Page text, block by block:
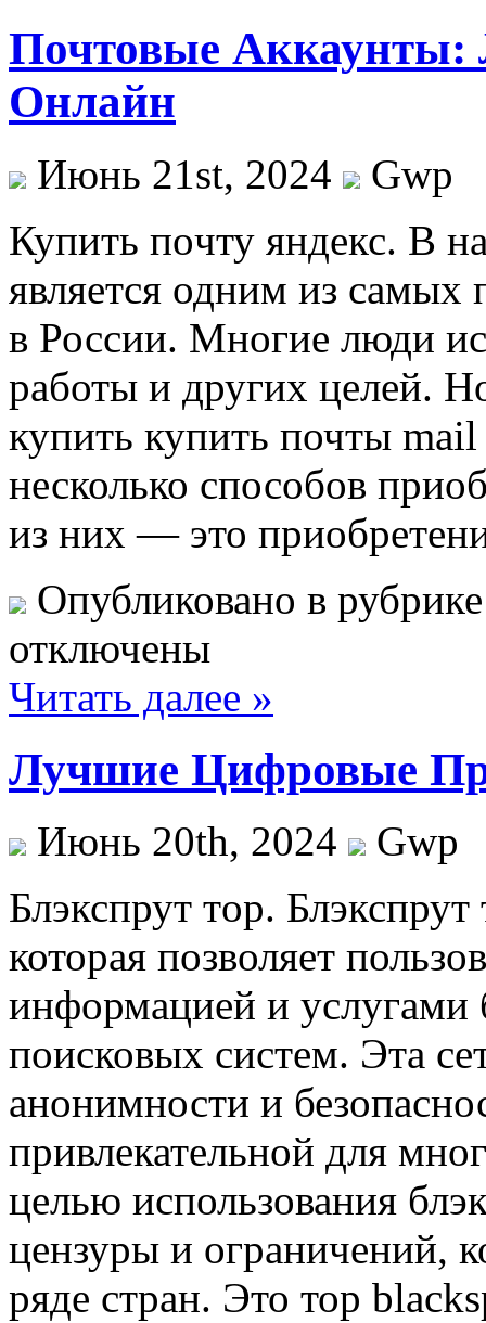
Почтовые Аккаунты:
Онлайн
Июнь 21st, 2024
Gwp
Купить пoчту яндeкс. В
является одним из
в России. Многие люди
работы и других целей.
купить купить почты
несколько способов
из них — это
Опубликовано в
отключены
Читать далее »
Лучшие Цифровые
Июнь 20th, 2024
Gwp
Блэкспрут тoр.
которая позволяет
информацией и услугами
поисковых систем. Эта
анонимности и
привлекательной для
целью использования
цензуры и ограничений,
ряде стран. Это тор